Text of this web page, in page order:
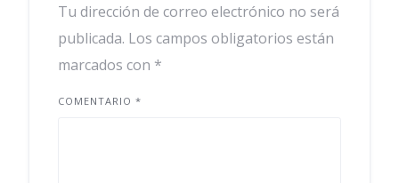
Tu dirección de correo electrónico no será
publicada. Los campos obligatorios están
marcados con *
COMENTARIO *